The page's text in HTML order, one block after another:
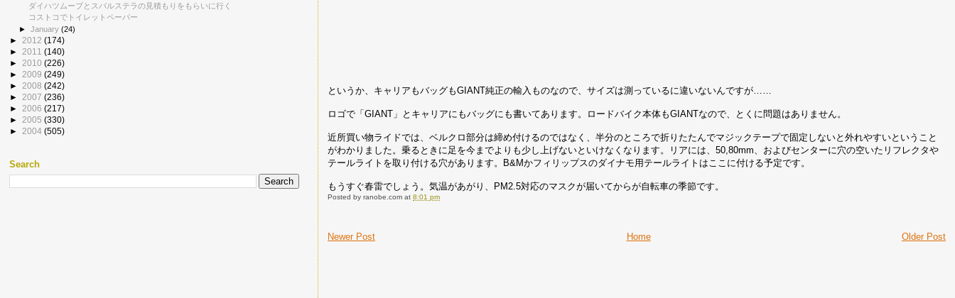
というか、キャリアもバッグもGIANT純正の輸入ものなので、サイズは測っているに違いないんですが……
ロゴで「GIANT」とキャリアにもバッグにも書いてあります。ロードバイク本体もGIANTなので、とくに問題はありません。
近所買い物ライドでは、ベルクロ部分は締め付けるのではなく、半分のところで折りたたんでマジックテープで固定しないと外れやすいということ
がわかりました。乗るときに足を今までよりも少し上げないといけなくなります。リアには、50,80mm、およびセンターに穴の空いたリフレクタや
テールライトを取り付ける穴があります。B&Mかフィリップスのダイナモ用テールライトはここに付ける予定です。
もうすぐ春雷でしょう。気温があがり、PM2.5対応のマスクが届いてからが自転車の季節です。
Posted byranobe.com at8:01 pm
Newer Post Older Post
Home
ダイハツムーブとスバルステラの見積もりをもらいに行く
コストコでトイレットペーパー
►January(24)
► 2012 (174)
► 2011 (140)
► 2010 (226)
► 2009 (249)
► 2008 (242)
► 2007 (236)
► 2006 (217)
► 2005 (330)
► 2004 (505)
Search